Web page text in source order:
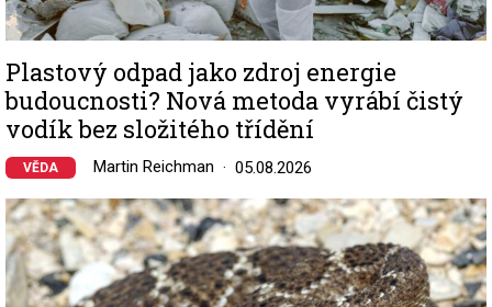
Plastový odpad jako zdroj energie
budoucnosti? Nová metoda vyrábí čistý
vodík bez složitého třídění
VĚDA Martin Reichman 05.08.2026
Image